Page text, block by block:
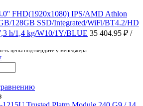
FHD(1920x1080) IPS/AMD Athlon
128GB SSD/Integrated/WiFi/BT4.2/HD
h/1,4 kg/W10/1Y/BLUE 35 404.95 ₽ /
цены подтвердите у менеджера